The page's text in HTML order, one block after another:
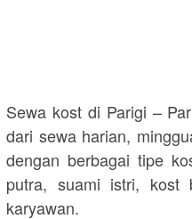
Sewa kost di Parigi –
dari sewa harian,
dengan berbagai tipe
putra, suami istri, kost
karyawan.